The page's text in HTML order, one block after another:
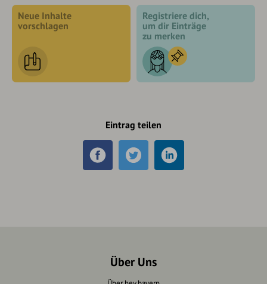
Neue Inhalte
vorschlagen
Registriere dich,
um dir Einträge
zu merken
Eintrag teilen
Über Uns